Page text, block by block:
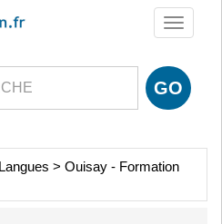
Toggle
Langues > Ouisay - Formation